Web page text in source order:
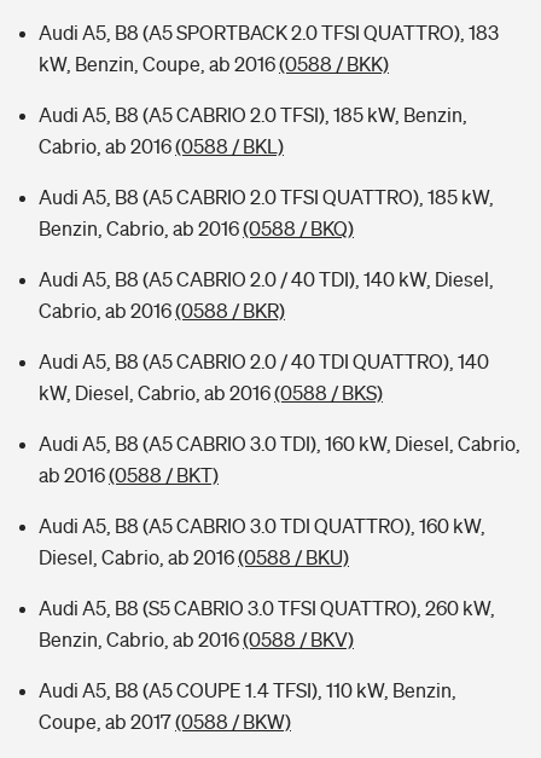
Audi A5, B8 (A5 SPORTBACK 2.0 TFSI QUATTRO), 183
kW, Benzin, Coupe, ab 2016(0588 / BKK)
Audi A5, B8 (A5 CABRIO 2.0 TFSI), 185 kW, Benzin,
Cabrio, ab 2016(0588 / BKL)
Audi A5, B8 (A5 CABRIO 2.0 TFSI QUATTRO), 185 kW,
Benzin, Cabrio, ab 2016(0588 / BKQ)
Audi A5, B8 (A5 CABRIO 2.0 / 40 TDI), 140 kW, Diesel,
Cabrio, ab 2016(0588 / BKR)
Audi A5, B8 (A5 CABRIO 2.0 / 40 TDI QUATTRO), 140
kW, Diesel, Cabrio, ab 2016(0588 / BKS)
Audi A5, B8 (A5 CABRIO 3.0 TDI), 160 kW, Diesel, Cabrio,
ab 2016(0588 / BKT)
Audi A5, B8 (A5 CABRIO 3.0 TDI QUATTRO), 160 kW,
Diesel, Cabrio, ab 2016(0588 / BKU)
Audi A5, B8 (S5 CABRIO 3.0 TFSI QUATTRO), 260 kW,
Benzin, Cabrio, ab 2016(0588 / BKV)
Audi A5, B8 (A5 COUPE 1.4 TFSI), 110 kW, Benzin,
Coupe, ab 2017(0588 / BKW)